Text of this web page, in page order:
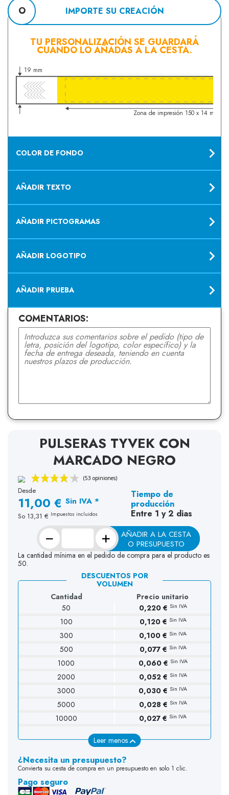
O IMPORTE SU CREACIÓN
TU PERSONALIZACIÓN SE GUARDARÁ
CUANDO LO AÑADAS A LA CESTA.
Zona de impresión 150 x 14 mm
19 mm
COLOR DE FONDO
AÑADIR TEXTO
AÑADIR PICTOGRAMAS
AÑADIR LOGOTIPO
AÑADIR PRUEBA
COMENTARIOS:
PULSERAS TYVEK CON
MARCADO NEGRO
Desde
11,00 € Sin IVA *
So 13,31 € Impuestos incluidos
Tiempo de
producción
Entre 1 y 2 dias
− +
AÑADIR A LA CESTA
O PRESUPUESTO
La cantidad mínima en el pedido de compra para el producto es
50.
DESCUENTOS POR
VOLUMEN
Cantidad
Precio unitario
50
0,220 € Sin IVA
100 0,120 € Sin IVA
300 0,100 € Sin IVA
500 0,077 € Sin IVA
1000 0,060 € Sin IVA
2000 0,052 € Sin IVA
3000 0,030 € Sin IVA
5000 0,028 € Sin IVA
10000 0,027 € Sin IVA
Leer menos
¿Necesita un presupuesto?
Convierta su cesta de compra en un presupuesto en solo 1 clic.
Pago seguro